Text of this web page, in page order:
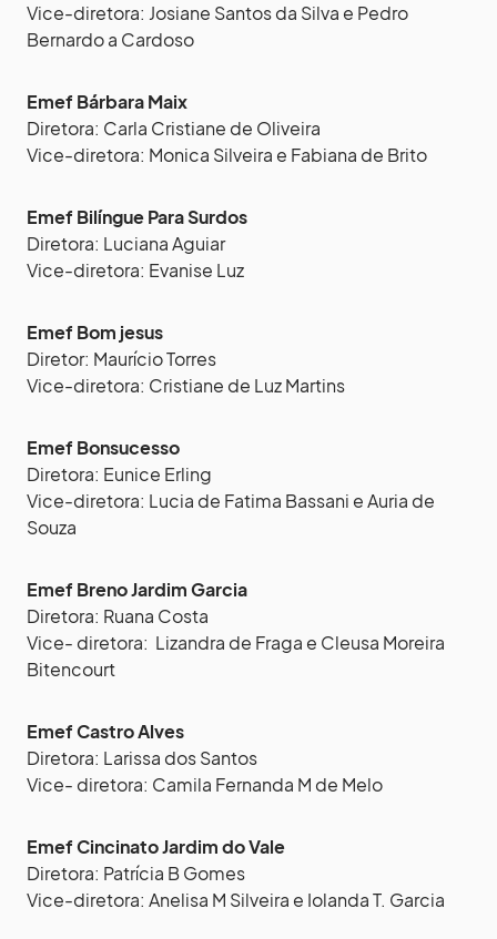
Vice-diretora: Josiane Santos da Silva e Pedro
Bernardo a Cardoso
Emef Bárbara Maix
Diretora: Carla Cristiane de Oliveira
Vice-diretora: Monica Silveira e Fabiana de Brito
Emef Bilíngue Para Surdos
Diretora: Luciana Aguiar
Vice-diretora: Evanise Luz
Emef Bom jesus
Diretor: Maurício Torres
Vice-diretora: Cristiane de Luz Martins
Emef Bonsucesso
Diretora: Eunice Erling
Vice-diretora: Lucia de Fatima Bassani e Auria de
Souza
Emef Breno Jardim Garcia
Diretora: Ruana Costa
Vice- diretora: Lizandra de Fraga e Cleusa Moreira
Bitencourt
Emef Castro Alves
Diretora: Larissa dos Santos
Vice- diretora: Camila Fernanda M de Melo
Emef Cincinato Jardim do Vale
Diretora: Patrícia B Gomes
Vice-diretora: Anelisa M Silveira e Iolanda T. Garcia